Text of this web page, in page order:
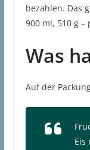
bezahlen. Das
900 ml, 510 g –
Was
Auf der
Eis